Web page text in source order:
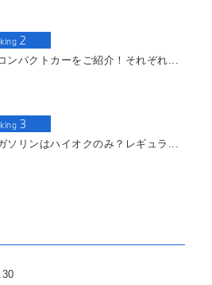
2
ンパクトカーをご紹介！それぞれ...
3
ソリンはハイオクのみ？レギュラ...